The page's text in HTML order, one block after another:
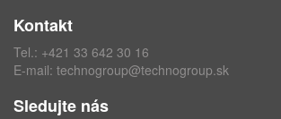
Kontakt
Tel.: +421 33 642 30 16
E-mail: technogroup@technogroup.sk
Sledujte nás